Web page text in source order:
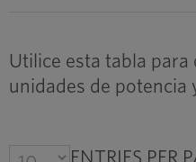
Utilice esta tabla
unidades de potencia
ENTRIES PER